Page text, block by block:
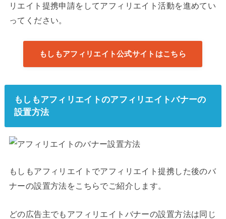
リエイト提携申請をしてアフィリエイト活動を進めてい
ってください。
もしもアフィリエイト公式サイトはこちら
もしもアフィリエイトのアフィリエイトバナーの
設置方法
もしもアフィリエイトでアフィリエイト提携した後のバ
ナーの設置方法をこちらでご紹介します。
どの広告主でもアフィリエイトバナーの設置方法は同じ